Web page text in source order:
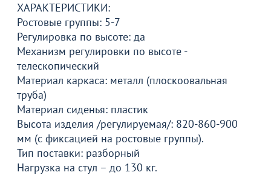
ХАРАКТЕРИСТИКИ:
Ростовые группы: 5-7
Регулировка по высоте: да
Механизм регулировки по высоте -
телескопический
Материал каркаса: металл (плоскоовальная
труба)
Материал сиденья: пластик
Высота изделия /регулируемая/: 820-860-900
мм (с фиксацией на ростовые группы).
Тип поставки: разборный
Нагрузка на стул – до 130 кг.
Что такое стиль лофт?
Перейдите, чтобы узнать
подробности
Перейдите, чтобы узнать
подробности
Больше не показывать это окно